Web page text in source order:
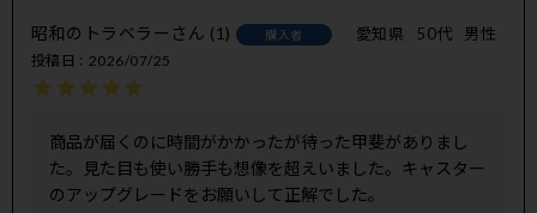
昭和のトラベラー 1 購入者 愛知県 50代 男性
投稿日 2026/07/25
商品が届くのに時間がかかったが待った甲斐がありまし
た。見た目も使い勝手も想像を超えいました。キャスター
のアップグレードをお願いして正解でした。